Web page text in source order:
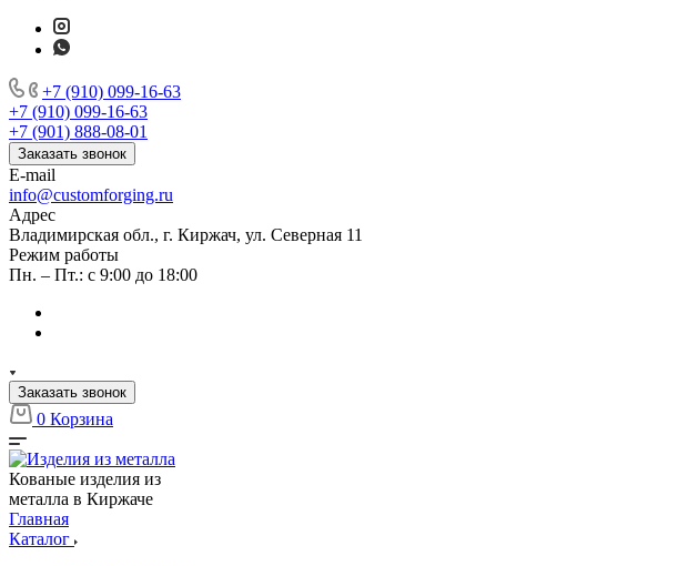
+7 (910) 099-16-63
+7 (910) 099-16-63
+7 (901) 888-08-01
Заказать звонок
E-mail
info@customforging.ru
Адрес
Владимирская обл., г. Киржач, ул. Северная 11
Режим работы
Пн. – Пт.: с 9:00 до 18:00
Заказать звонок
0 Корзина
Кованые изделия из
металла в Киржаче
Главная
Каталог